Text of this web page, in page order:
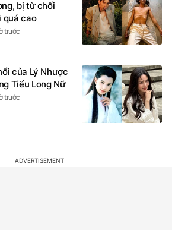
bị từ chối
quá cao
trước
của Lý Nhược
Tiểu Long Nữ
trước